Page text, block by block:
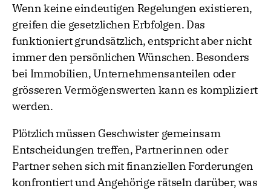
Wenn keine eindeutigen Regelungen existieren,
greifen die gesetzlichen Erbfolgen. Das
funktioniert grundsätzlich, entspricht aber nicht
immer den persönlichen Wünschen. Besonders
bei Immobilien, Unternehmensanteilen oder
grösseren Vermögenswerten kann es kompliziert
werden.
Plötzlich müssen Geschwister gemeinsam
Entscheidungen treffen, Partnerinnen oder
Partner sehen sich mit finanziellen Forderungen
konfrontiert und Angehörige rätseln darüber, was